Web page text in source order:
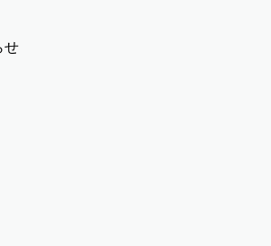
せ